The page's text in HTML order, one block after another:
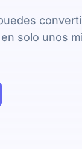
solo unos